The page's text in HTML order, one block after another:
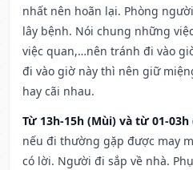
nhất nên hoãn lại. Phòng
lây bệnh. Nói chung những
việc quan,…nên tránh đi vào
đi vào giờ này thì nên giữ
hay cãi nhau.
Từ 13h-15h (Mùi) và từ 01-03h
nếu đi thường gặp được may
có lời. Người đi sắp về nhà.